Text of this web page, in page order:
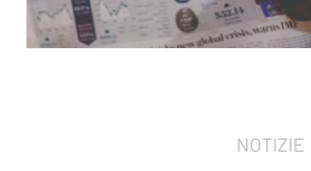
NOTIZIE